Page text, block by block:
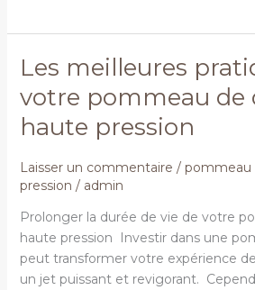
Les meilleures
votre pommeau de
haute pression
Laisser un commentaire / pommeau
pression / admin
Prolonger la durée de vie de votre
haute pression Investir dans une
peut transformer votre expérience
un jet puissant et revigorant.
Les
pratiques
pour
pommeau
de
pression